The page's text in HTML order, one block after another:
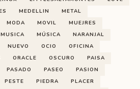
MEDELLIN
METAL
MODA MOVIL
MUEJRES
MUSICA MÚSICA
NARANJAL
NUEVO OCIO
OFICINA
ORACLE OSCURO
PAISA
PASADO PASEO
PASION
PESTE PIEDRA
PLACER